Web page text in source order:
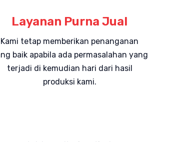
Layanan Purna Jual
Kami tetap memberikan penanganan
baik apabila ada permasalahan yang
terjadi di kemudian hari dari hasil
produksi kami.